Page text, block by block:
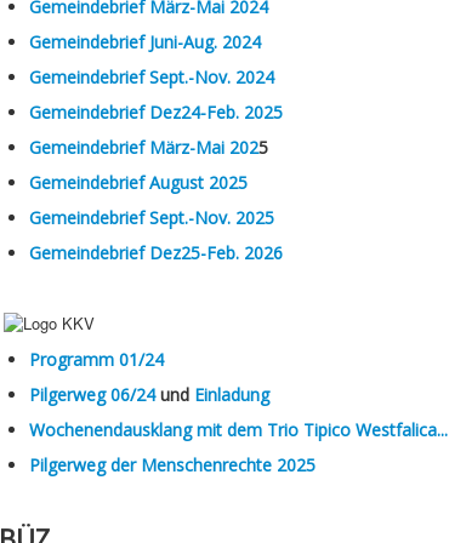
Gemeindebrief März-Mai 2024
Gemeindebrief Juni-Aug. 2024
Gemeindebrief Sept.-Nov. 2024
Gemeindebrief Dez24-Feb. 2025
Gemeindebrief März-Mai 2025
Gemeindebrief August 2025
Gemeindebrief Sept.-Nov. 2025
Gemeindebrief Dez25-Feb. 2026
Programm 01/24
Pilgerweg 06/24und Einladung
Wochenendausklang mit dem Trio Tipico Westfalica...
Pilgerweg der Menschenrechte 2025